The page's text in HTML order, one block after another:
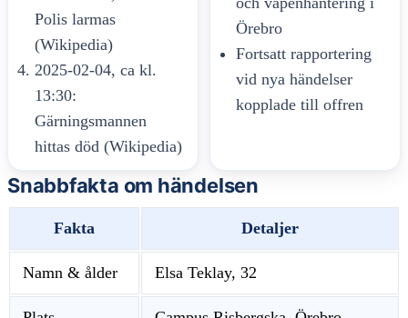
Polis larmas
(Wikipedia)
2025-02-04, ca kl.
13:30:
Gärningsmannen
hittas död (Wikipedia)
Örebro
Fortsatt rapportering
vid nya händelser
kopplade till offren
Snabbfakta om händelsen
Fakta Detaljer
Namn & ålder Elsa Teklay, 32